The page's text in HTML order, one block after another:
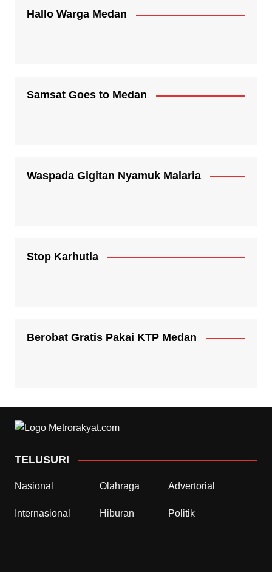
Hallo Warga Medan
Samsat Goes to Medan
Waspada Gigitan Nyamuk Malaria
Stop Karhutla
Berobat Gratis Pakai KTP Medan
TELUSURI
Nasional Olahraga Advertorial
Internasional Hiburan Politik